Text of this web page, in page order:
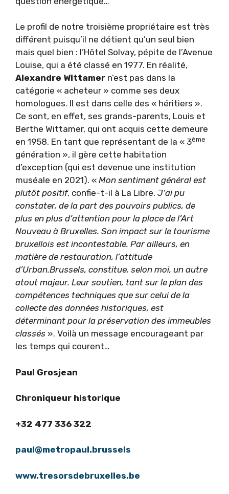
Le profil de notre troisième propriétaire est très
différent puisqu’il ne détient qu’un seul bien
mais quel bien : l’Hôtel Solvay, pépite de l’Avenue
Louise, qui a été classé en 1977. En réalité,
Alexandre Wittamer n’est pas dans la
catégorie « acheteur » comme ses deux
homologues. Il est dans celle des « héritiers ».
Ce sont, en effet, ses grands-parents, Louis et
Berthe Wittamer, qui ont acquis cette demeure
en 1958. En tant que représentant de la « 3ème
génération », il gère cette habitation
d’exception (qui est devenue une institution
muséale en 2021). « Mon sentiment général est
plutôt positif, confie-t-il à La Libre. J’ai pu
constater, de la part des pouvoirs publics, de
plus en plus d’attention pour la place de l’Art
Nouveau à Bruxelles. Son impact sur le tourisme
bruxellois est incontestable. Par ailleurs, en
matière de restauration, l’attitude
d’Urban.Brussels, constitue, selon moi, un autre
atout majeur. Leur soutien, tant sur le plan des
compétences techniques que sur celui de la
collecte des données historiques, est
déterminant pour la préservation des immeubles
classés ». Voilà un message encourageant par
les temps qui courent…
Paul Grosjean
Chroniqueur historique
+32 477 336 322
paul@metropaul.brussels
www.tresorsdebruxelles.be